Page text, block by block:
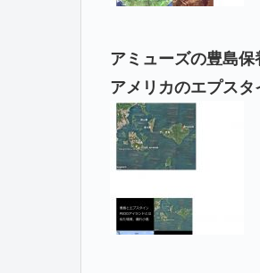
アミューズの豊島
アメリカのエプスタ